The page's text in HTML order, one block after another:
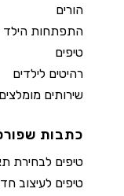
הורים
התפתחות הילד
טיפים
רהיטים לילדים
שירותים מומלצים
כתבות
טיפים לבחירת
טיפים לעיצוב